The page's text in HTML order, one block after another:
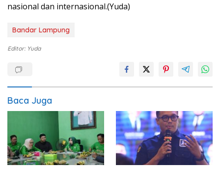
nasional dan internasional.(Yuda)
Bandar Lampung
Editor: Yuda
Baca Juga